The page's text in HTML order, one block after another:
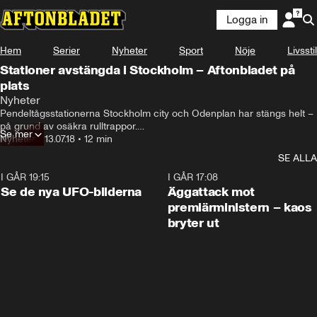
Logga in
Hem Serier Nyheter Sport Nöje Livsstil
Stationer avstängda i Stockholm – Aftonbladet på
plats
Nyheter
Pendeltågsstationerna Stockholm city och Odenplan har stängs helt –
på grund av osäkra rulltrappor.
Beslutet togs under ett krismöte natten till fredag.
– Vi jobbar för fullt men det här har ingen snabb lösning, säger Per
Nyheter• 13.07.18 • 12 min
Se mer
SE ALLA
I GÅR 19:15
Se de nya UFO-bilderna
I GÅR 17:08
Äggattack mot
premiärministern – kaos
bryter ut